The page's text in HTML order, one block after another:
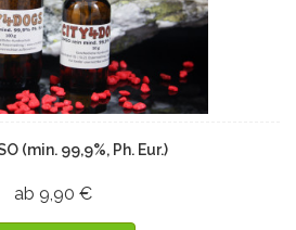
(min. 99,9%, Ph. Eur.)
ab 9,90 €